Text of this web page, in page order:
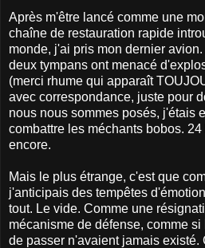
Après m'être lancé comme une
chaîne de restauration rapide
monde, j'ai pris mon dernier
deux tympans ont menacé
(merci rhume qui apparaît
avec correspondance, juste pour
nous nous sommes posés, j'étais
combattre les méchants bobos.
encore.
Mais le plus étrange, c'est que
j'anticipais des tempêtes
tout. Le vide. Comme une
mécanisme de défense, comme
de passer n'avaient jamais existé.